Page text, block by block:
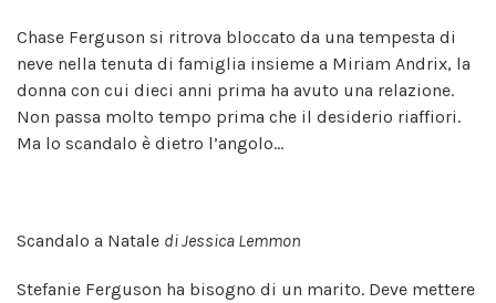
Chase Ferguson si ritrova bloccato da una tempesta di
neve nella tenuta di famiglia insieme a Miriam Andrix, la
donna con cui dieci anni prima ha avuto una relazione.
Non passa molto tempo prima che il desiderio riaffiori.
Ma lo scandalo è dietro l’angolo...
Scandalo a Natale di Jessica Lemmon
Stefanie Ferguson ha bisogno di un marito. Deve mettere